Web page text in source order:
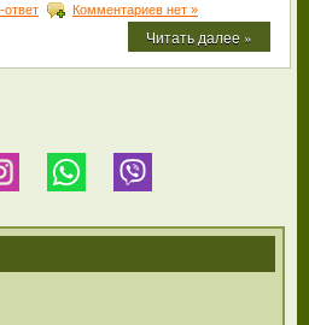
ответ Комментариев нет »
Читать далее »